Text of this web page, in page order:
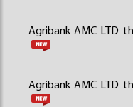
Agribank AMC LTD
Agribank AMC LTD